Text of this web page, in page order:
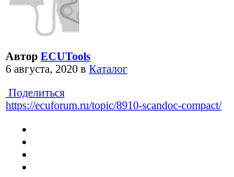
Автор ECUTools
6 августа, 2020 в Каталог
Поделиться
https://ecuforum.ru/topic/8910-scandoc-compact/